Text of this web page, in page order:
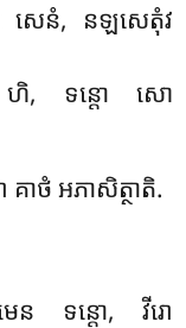
ស សេនំ, នឡសេតុំវ
ោ ហិ, ទន្តោ សោ
ាថំ អភាសិត្ថាតិ.
ន ទន្តោ, វីរោ